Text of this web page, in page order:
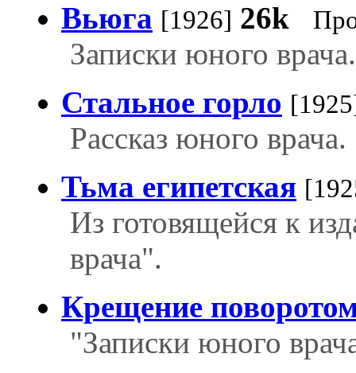
Вьюга [1926] 26k
Записки юного врача.
Стальное горло
Рассказ юного врача.
Тьма египетская
Из готовящейся к
врача".
Крещение
"Записки юного